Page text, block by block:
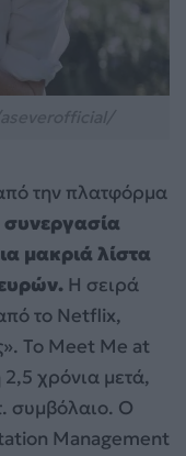
την πλατφόρμα
συνεργασία
μακριά λίστα
Η σειρά
το Netflix,
Το Meet Me at
χρόνια μετά,
συμβόλαιο. Ο
Management